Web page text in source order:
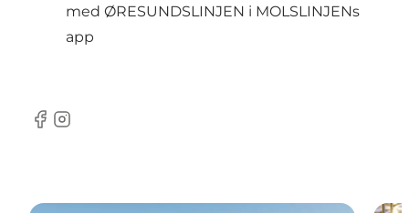
med ØRESUNDSLINJEN i MOLSLINJENs
app
Facebook
Instagram